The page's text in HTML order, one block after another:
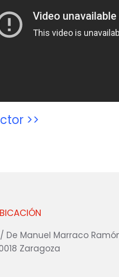
>>
De Manuel Marraco
Zaragoza